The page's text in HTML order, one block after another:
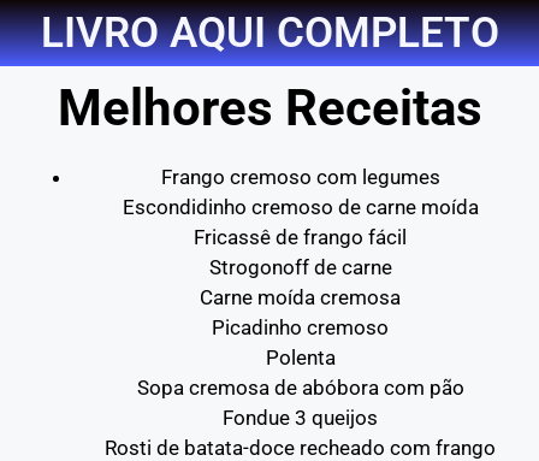
LIVRO AQUI COMPLETO
Melhores Receitas
Frango cremoso com legumes
Escondidinho cremoso de carne moída
Fricassê de frango fácil
Strogonoff de carne
Carne moída cremosa
Picadinho cremoso
Polenta
Sopa cremosa de abóbora com pão
Fondue 3 queijos
Rosti de batata-doce recheado com frango